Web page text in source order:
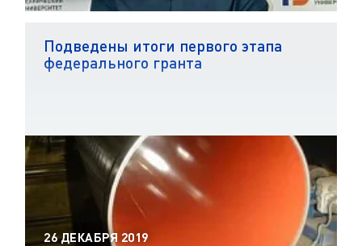
Подведены итоги первого этапа
федерального гранта
26 ДЕКАБРЯ 2019